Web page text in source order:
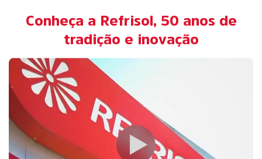
Conheça a Refrisol, 50 anos de
tradição e inovação